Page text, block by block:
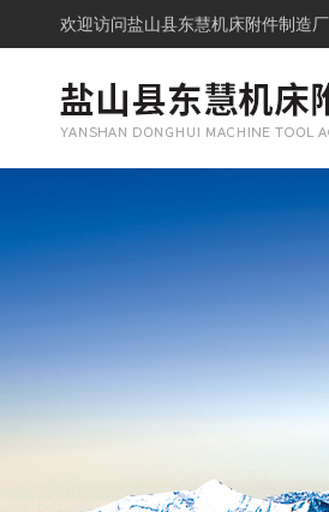
欢迎访问盐山县东慧机床附件制造厂